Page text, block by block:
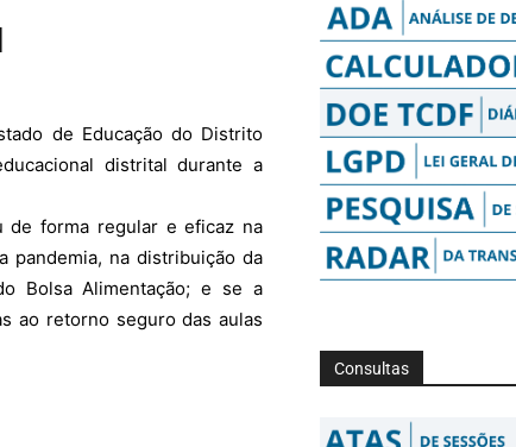
de Educação do Distrito
distrital durante a
de forma regular e eficaz na
pandemia, na distribuição da
Bolsa Alimentação; e se a
ao retorno seguro das aulas
Consultas